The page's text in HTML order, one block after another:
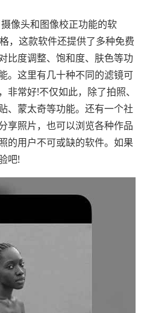
像头和图像校正功能的软
，这款软件还提供了多种免费
比度调整、饱和度、肤色等功
。这里有几十种不同的滤镜可
常好!不仅如此，除了拍照、
、蒙太奇等功能。还有一个社
享照片，也可以浏览各种作品
的用户不可或缺的软件。如果
吧!